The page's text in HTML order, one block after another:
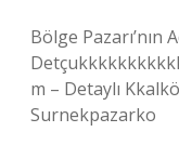
Bölge Pazarı’nın
m – Detaylı
Surnekpazarko